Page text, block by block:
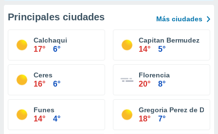
Principales ciudades Más ciudades
Calchaqui
17° 6°
Capitan Bermudez
14° 5°
Ceres
16° 6°
Florencia
20° 8°
Funes
14° 4°
Gregoria Perez de Denis
18° 7°